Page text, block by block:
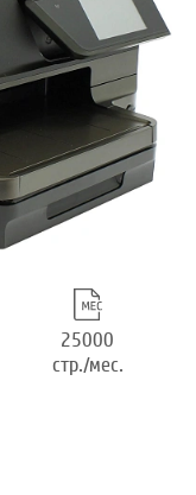
25000
стр./мес.